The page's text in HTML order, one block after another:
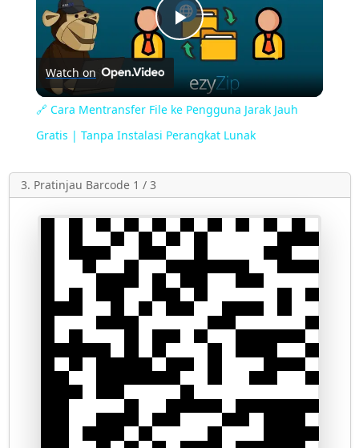
Play
Video
Watch on
🔗 Cara Mentransfer File ke Pengguna Jarak Jauh
Gratis | Tanpa Instalasi Perangkat Lunak
3. Pratinjau Barcode 1 / 3